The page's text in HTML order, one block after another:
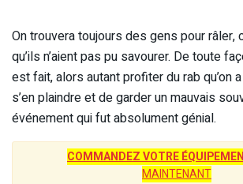
On trouvera toujours des gens pour râler,
qu’ils n’aient pas pu savourer. De toute
est fait, alors autant profiter du rab qu’on
s’en plaindre et de garder un mauvais
événement qui fut absolument génial.
COMMANDEZ VOTRE
MAINTENANT